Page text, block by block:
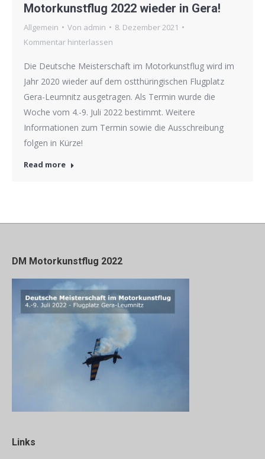
Motorkunstflug 2022 wieder in Gera!
Allgemein Von admin
8. Dezember 2021
Kommentar hinterlassen
Die Deutsche Meisterschaft im Motorkunstflug wird im
Jahr 2020 wieder auf dem ostthüringischen Flugplatz
Gera-Leumnitz ausgetragen. Als Termin wurde die
Woche vom 4.-9. Juli 2022 bestimmt. Weitere
Informationen zum Termin sowie die Ausschreibung
folgen in Kürze!
Read more
DM Motorkunstflug 2022
Links